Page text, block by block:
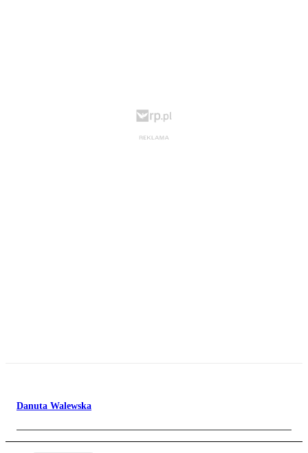
Danuta Walewska